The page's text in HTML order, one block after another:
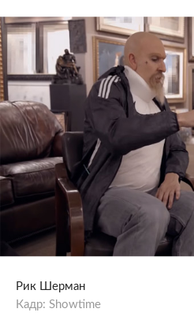
Рик Шерман
Кадр: Showtime